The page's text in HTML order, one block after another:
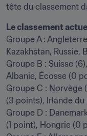
tête du classement
Le classement
Groupe A :
Kazakhstan,
Groupe B : Suisse
Albanie, Écosse (0
Groupe C : Norvège
(3 points), Irlande
Groupe D :
(1 point), Hongrie (0